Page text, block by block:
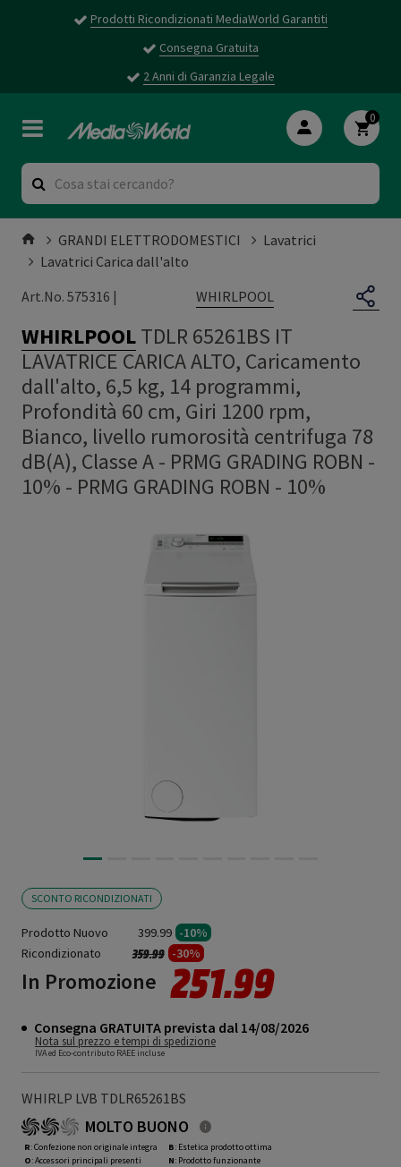
Prodotti Ricondizionati MediaWorld Garantiti
Consegna Gratuita
2 Anni di Garanzia Legale
0
GRANDI ELETTRODOMESTICI
Lavatrici
Lavatrici Carica dall'alto
Art.No. 575316 |
WHIRLPOOL
WHIRLPOOLTDLR 65261BS IT
LAVATRICE CARICA ALTO, Caricamento
dall'alto, 6,5 kg, 14 programmi,
Profondità 60 cm, Giri 1200 rpm,
Bianco, livello rumorosità centrifuga 78
dB(A), Classe A - PRMG GRADING ROBN -
10% - PRMG GRADING ROBN - 10%
SCONTO RICONDIZIONATI
Prodotto Nuovo 399.99 -10%
Ricondizionato
Prezzo ridotto da
359.99a -30%
In Promozione 251.99
Consegna GRATUITA prevista dal 14/08/2026
Nota sul prezzo e tempi di spedizione
IVA ed Eco-contributo RAEE incluse
WHIRLP LVB TDLR65261BS
MOLTO BUONO
R: Confezione non originale integra
O: Accessori principali presenti
B: Estetica prodotto ottima
N: Prodotto funzionante